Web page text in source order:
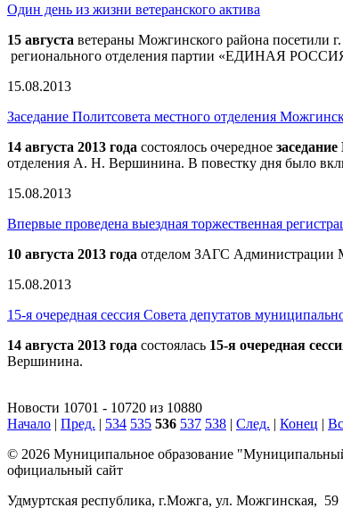
Один день из жизни ветеранского актива
15 августа ветераны Можгинского района посетили
регионального отделения партии «ЕДИНАЯ
15.08.2013
Заседание Политсовета местного отделения
14 августа 2013 года состоялось очередное
отделения А. Н. Вершинина. В повестку дня было
15.08.2013
Впервые проведена выездная торжественная
10 августа 2013 года отделом ЗАГС Администрации
15.08.2013
15-я очередная сессия Совета депутатов
14 августа 2013 года состоялась 15-я очередная
Вершинина.
Новости 10701 - 10720 из 10880
Начало | Пред. | 534 535 536 537 538 | След. | Конец |
© 2026 Муниципальное образование
официальный сайт
Удмуртская республика, г.Можга, ул. Можгинская, 59